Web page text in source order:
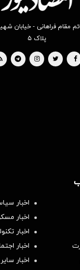
مقام فراهانی -
پلاک ۵
اخبار
اخبار
اخبار
اخبار
اخبار